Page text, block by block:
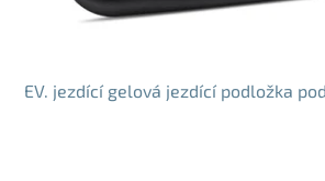
EV. jezdící gelová jezdící podložka